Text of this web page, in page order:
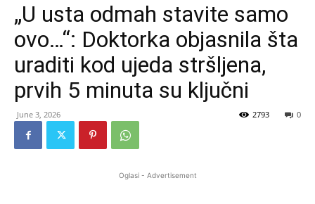
„U usta odmah stavite samo
ovo…“: Doktorka objasnila šta
uraditi kod ujeda stršljena,
prvih 5 minuta su ključni
June 3, 2026 0
2793
Oglasi - Advertisement